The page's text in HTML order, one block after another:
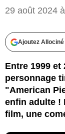
29 août 2024
Ajoutez
Entre 1999 et
personnage
"American
enfin adulte !
film, une